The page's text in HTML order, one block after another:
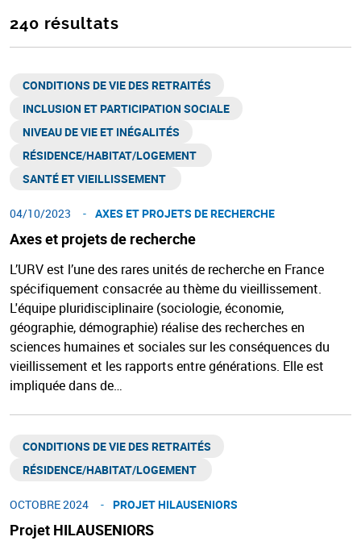
240 résultats
Axes et projets de recherche
CONDITIONS DE VIE DES RETRAITÉS
INCLUSION ET PARTICIPATION SOCIALE
NIVEAU DE VIE ET INÉGALITÉS​
RÉSIDENCE/HABITAT/LOGEMENT ​
SANTÉ ET VIEILLISSEMENT ​
04/10/2023 AXES ET PROJETS DE RECHERCHE
L’URV est l’une des rares unités de recherche en France
spécifiquement consacrée au thème du vieillissement.
L'équipe pluridisciplinaire (sociologie, économie,
géographie, démographie) réalise des recherches en
sciences humaines et sociales sur les conséquences du
vieillissement et les rapports entre générations. Elle est
impliquée dans de…
Projet HILAUSENIORS
CONDITIONS DE VIE DES RETRAITÉS
RÉSIDENCE/HABITAT/LOGEMENT ​
OCTOBRE 2024 PROJET HILAUSENIORS